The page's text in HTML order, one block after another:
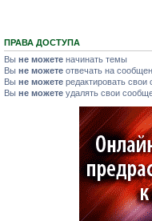
ПРАВА ДОСТУПА
Вы не можете начинать темы
Вы не можете отвечать на
Вы не можете редактировать свои
Вы не можете удалять свои